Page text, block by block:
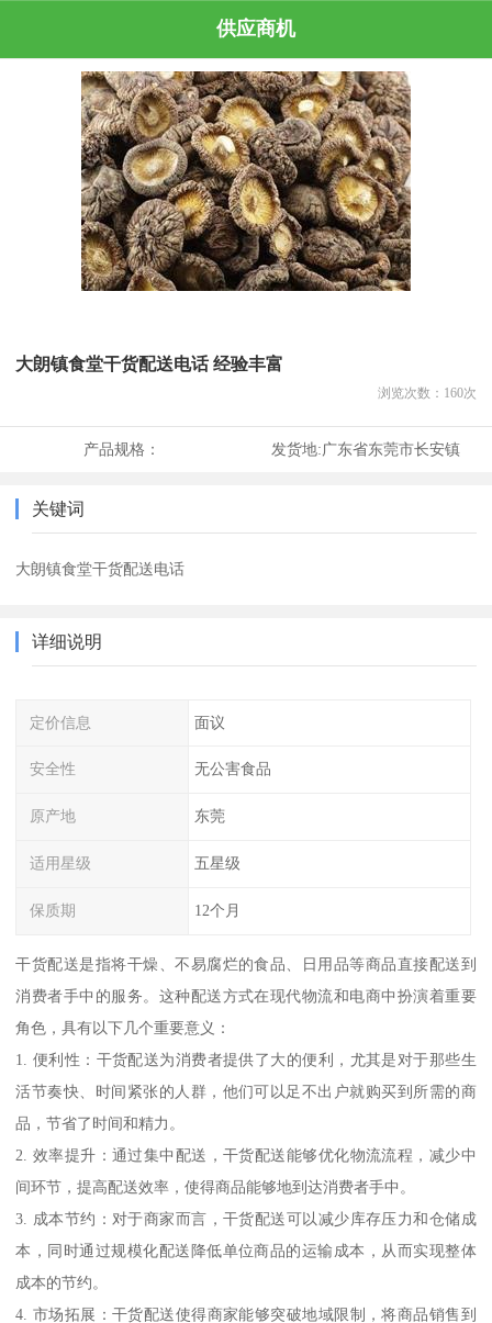
供应商机
大朗镇食堂干货配送电话 经验丰富
浏览次数： 160次
产品规格： 发货地:广东省东莞市长安镇
关键词
大朗镇食堂干货配送电话
详细说明
定价信息 面议
安全性 无公害食品
原产地 东莞
适用星级 五星级
保质期 12个月
干货配送是指将干燥、不易腐烂的食品、日用品等商品直接配送到
消费者手中的服务。这种配送方式在现代物流和电商中扮演着重要
角色，具有以下几个重要意义：
1. 便利性：干货配送为消费者提供了大的便利，尤其是对于那些生
活节奏快、时间紧张的人群，他们可以足不出户就购买到所需的商
品，节省了时间和精力。
2. 效率提升：通过集中配送，干货配送能够优化物流流程，减少中
间环节，提高配送效率，使得商品能够地到达消费者手中。
3. 成本节约：对于商家而言，干货配送可以减少库存压力和仓储成
本，同时通过规模化配送降低单位商品的运输成本，从而实现整体
成本的节约。
4. 市场拓展：干货配送使得商家能够突破地域限制，将商品销售到